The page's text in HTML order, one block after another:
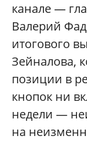
канале —
Валерий
итогового
Зейналова,
позиции в
кнопок ни
недели —
на